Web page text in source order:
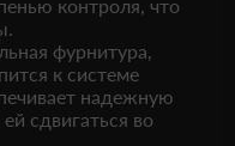
контроля, что
фурнитура,
к системе
надежную
сдвигаться во